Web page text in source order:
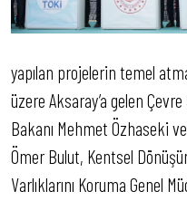
yapılan projelerin temel
üzere Aksaray’a gelen
Bakanı Mehmet Özhaseki
Ömer Bulut, Kentsel
Varlıklarını Koruma Genel